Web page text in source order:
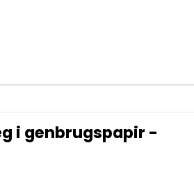
i genbrugspapir -